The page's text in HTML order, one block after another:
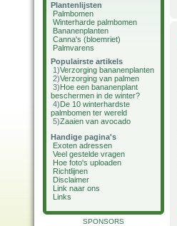
Plantenlijsten
Palmbomen
Winterharde palmbomen
Bananenplanten
Canna's (bloemriet)
Palmvarens
Populairste artikels
1)Verzorging bananenplanten
2)Verzorging van palmen
3)Hoe een bananenplant
beschermen in de winter?
4)De 10 winterhardste
palmbomen ter wereld
5)Zaaien van avocado
Handige pagina's
Exoten adressen
Veel gestelde vragen
Hoe foto's uploaden
Richtlijnen
Disclaimer
Link naar ons
Links
SPONSORS